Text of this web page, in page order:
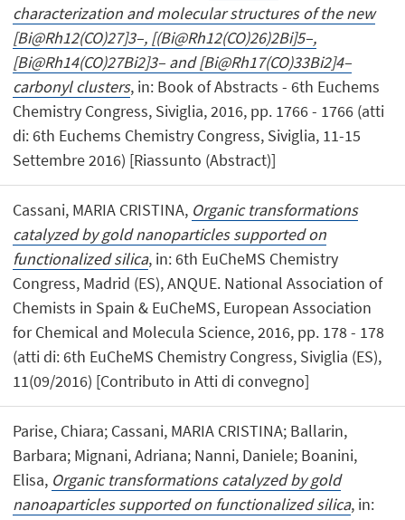
characterization and molecular structures of the new
[Bi@Rh12(CO)27]3–, [(Bi@Rh12(CO)26)2Bi]5–,
[Bi@Rh14(CO)27Bi2]3– and [Bi@Rh17(CO)33Bi2]4–
carbonyl clusters, in: Book of Abstracts - 6th Euchems
Chemistry Congress, Siviglia, 2016, pp. 1766 - 1766 (atti
di: 6th Euchems Chemistry Congress, Siviglia, 11-15
Settembre 2016) [Riassunto (Abstract)]
Cassani, MARIA CRISTINA, Organic transformations
catalyzed by gold nanoparticles supported on
functionalized silica, in: 6th EuCheMS Chemistry
Congress, Madrid (ES), ANQUE. National Association of
Chemists in Spain & EuCheMS, European Association
for Chemical and Molecula Science, 2016, pp. 178 - 178
(atti di: 6th EuCheMS Chemistry Congress, Siviglia (ES),
11(09/2016) [Contributo in Atti di convegno]
Parise, Chiara; Cassani, MARIA CRISTINA; Ballarin,
Barbara; Mignani, Adriana; Nanni, Daniele; Boanini,
Elisa, Organic transformations catalyzed by gold
nanoaparticles supported on functionalized silica, in: